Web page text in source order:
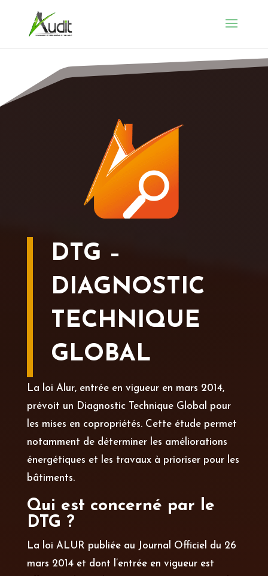
DTG –
DIAGNOSTIC
TECHNIQUE
GLOBAL
La loi Alur, entrée en vigueur en mars 2014,
prévoit un Diagnostic Technique Global pour
les mises en copropriétés. Cette étude permet
notamment de déterminer les améliorations
énergétiques et les travaux à prioriser pour les
bâtiments.
Qui est concerné par le
DTG ?
La loi ALUR publiée au Journal Officiel du 26
mars 2014 et dont l’entrée en vigueur est